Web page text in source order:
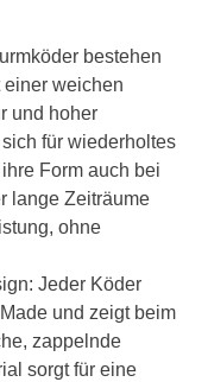
bestehen
weichen
und hoher
für wiederholtes
Form auch bei
lange Zeiträume
ohne
Jeder Köder
und zeigt beim
zappelnde
sorgt für eine